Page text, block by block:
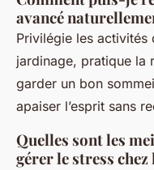
avancé
Privilégie les activités
jardinage, pratique la
garder un bon
apaiser l’esprit sans
Quelles sont les
gérer le stress chez